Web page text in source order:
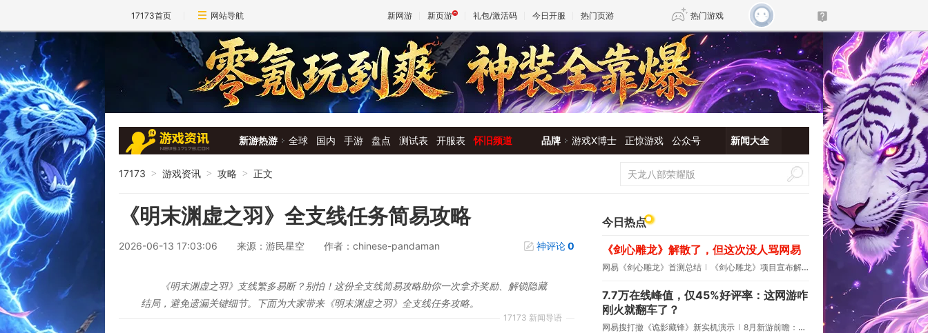
17173首页 网站导航 新网游 新页游 礼包/激活码 今日开服 热门页游 热门游戏
魔兽 DNF 传奇4
天堂 剑网3旗舰版 新天龙八部
新游热游 全球 国内 手游 盘点 测试表 开服表 怀旧频道 品牌 游戏X博士 正惊游戏 公众号 新闻大全
17173 > 游戏资讯 > 攻略 > 正文
《明末渊虚之羽》全支线任务简易攻略
2026-06-13 17:03:06 来源：游民星空 作者：chinese-pandaman 神评论0
17173 新闻导语
《明末渊虚之羽》支线繁多易断？别怕！这份全支线简易攻略助你一次拿齐奖励、解锁隐藏
结局，避免遗漏关键细节。下面为大家带来《明末渊虚之羽》全支线任务攻略。
今日热点
《剑心雕龙》解散了，但这次没人骂网易
网易《剑心雕龙》首测总结 《剑心雕龙》项目宣布解散
7.7万在线峰值，仅45%好评率：这网游咋
刚火就翻车了？
网易搜打撤《诡影藏锋》新实机演示 8月新游前瞻：《诡秘之主》领衔